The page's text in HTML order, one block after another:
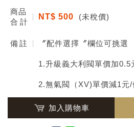
商品
合計
NT$ 500 (未稅價)
備註 〞配件選擇〞欄位可挑選
1.升級義大利閥單價加0.5
2.無氣閥（XV)單價減1元/
加入購物車